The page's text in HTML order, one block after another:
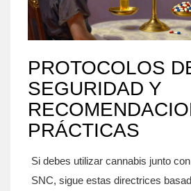
PROTOCOLOS
SEGURIDAD Y
PRÁCTICAS
Si debes utilizar cannabis junto
SNC, sigue estas directrices